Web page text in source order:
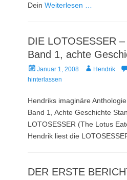
Dein Weiterlesen …
DIE LOTOSESSER
Band 1, achte
Veröffentlicht
am
Januar 1, 2008 AutorHendrik
hinterlassen
Hendriks imaginäre
Band 1, Achte Geschichte
LOTOSESSER (The Lotus
Hendrik liest die
DER ERSTE